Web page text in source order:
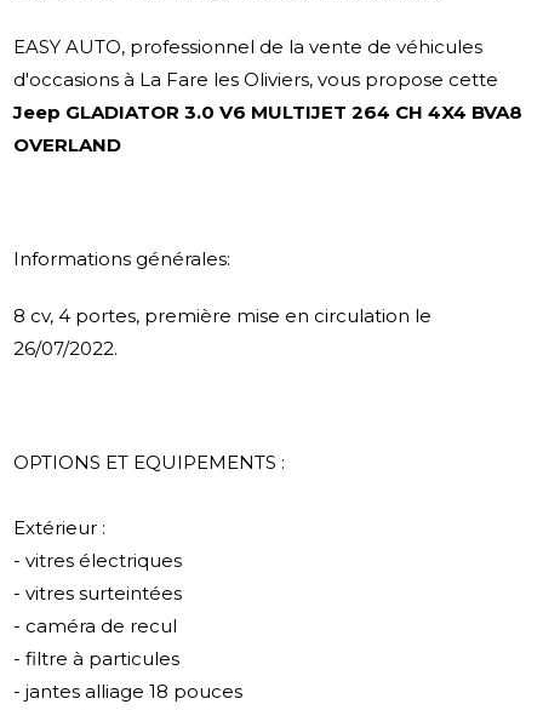
EASY AUTO, professionnel de la vente de véhicules
d'occasions à La Fare les Oliviers, vous propose cette
Jeep GLADIATOR 3.0 V6 MULTIJET 264 CH 4X4 BVA8
OVERLAND
Informations générales:
8 cv, 4 portes, première mise en circulation le
26/07/2022.
OPTIONS ET EQUIPEMENTS :
Extérieur :
- vitres électriques
- vitres surteintées
- caméra de recul
- filtre à particules
- jantes alliage 18 pouces